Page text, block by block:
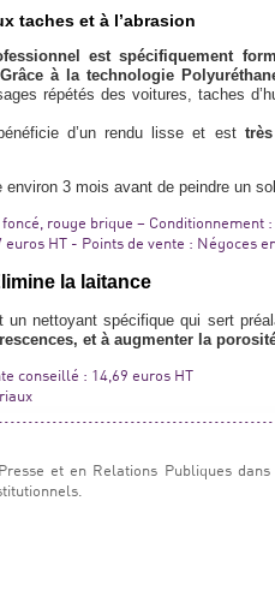
taches et à l’abrasion
est spécifiquement
à la technologie
répétés des voitures, taches
d’un rendu lisse et est
environ 3 mois avant de peindre un
rouge brique – Conditionnement :
HT - Points de vente : Négoces
la laitance
un nettoyant spécifique qui sert
et à augmenter la
conseillé : 14,69 euros HT
et en Relations Publiques